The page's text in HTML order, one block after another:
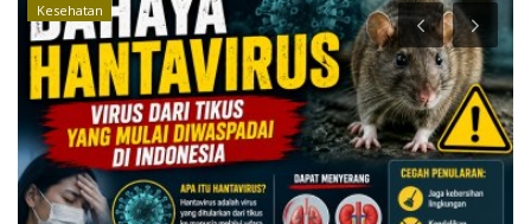
Kesehatan